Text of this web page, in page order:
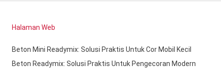
Halaman Web
Beton Mini Readymix: Solusi Praktis Untuk Cor Mobil Kecil
Beton Readymix: Solusi Praktis Untuk Pengecoran Modern